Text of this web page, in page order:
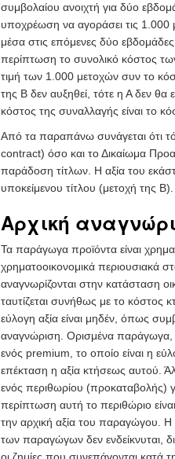
συμβολαίου ανοιχτή για δύο
υποχρέωση να αγοράσει τις 1.000
μέσα στις επόμενες δύο
περίπτωση το συνολικό κόστος
τιμή των 1.000 μετοχών συν το
της Β δεν αυξηθεί, τότε η Α δεν θα
κόστος της συναλλαγής είναι το
Από τα παραπάνω συνάγεται ότι
contract) όσο και το Δικαίωμα
παράδοση τίτλων. Η αξία του
υποκείμενου τίτλου (μετοχή της Β).
Αρχική
Τα παράγωγα προϊόντα είναι
χρηματοοικονομικά περιουσιακά
αναγνωρίζονται στην κατάσταση
ταυτίζεται συνήθως με το κόστος
εύλογη αξία είναι μηδέν, όπως
αναγνώριση. Ορισμένα
ενός premium, το οποίο είναι η
επέκταση η αξία κτήσεως αυτού.
ενός περιθωρίου (προκαταβολής)
περίπτωση αυτή το περιθώριο
την αρχική αξία του παραγώγου.
των παραγώγων δεν ενδείκνυται,